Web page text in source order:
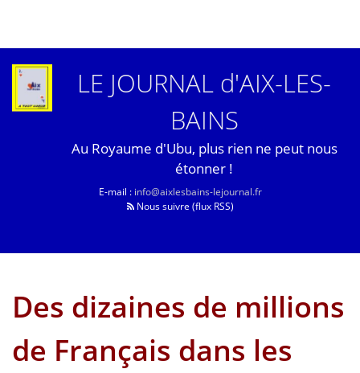
LE JOURNAL d'AIX-LES-
BAINS
Au Royaume d'Ubu, plus rien ne peut nous
étonner !
E-mail : info@aixlesbains-lejournal.fr
Nous suivre (flux RSS)
Des dizaines de millions
de Français dans les